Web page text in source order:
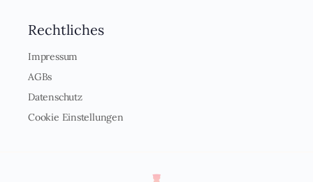
*
Rechtliches
Impressum
AGBs
Datenschutz
Cookie Einstellungen